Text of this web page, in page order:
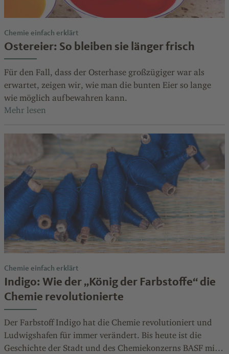
Chemie einfach erklärt
Ostereier: So bleiben sie länger frisch
Für den Fall, dass der Osterhase großzügiger war als
erwartet, zeigen wir, wie man die bunten Eier so lange
wie möglich aufbewahren kann.
Chemie einfach erklärt
Indigo: Wie der „König der Farbstoffe“ die
Chemie revolutionierte
Der Farbstoff Indigo hat die Chemie revolutioniert und
Ludwigshafen für immer verändert. Bis heute ist die
Geschichte der Stadt und des Chemiekonzerns BASF mit